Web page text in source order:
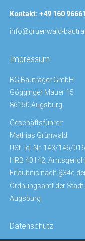
Kontakt: +49 160
info@gruenwald-
Impressum
BG Bauträger GmbH
Gögginger Mauer 15
86150 Augsburg
Geschäftsführer:
Mathias Grünwald
USt.-Id.-Nr. 143/146/
HRB 40142,
Erlaubnis nach §34c
Ordnungsamt der
Augsburg
Datenschutz